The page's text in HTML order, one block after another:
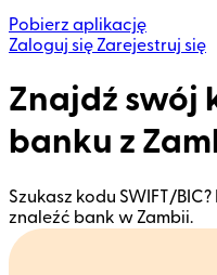
Pobierz aplikację
Zaloguj się Zarejestruj się
Znajdź swój
banku z
Szukasz kodu SWIFT/
znaleźć bank w Zambii.